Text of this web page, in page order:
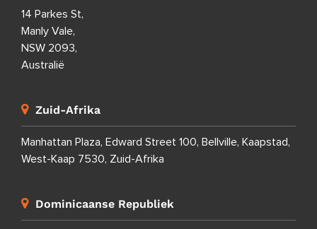
14 Parkes St,
Manly Vale,
NSW 2093,
Australië
Zuid-Afrika
Manhattan Plaza, Edward Street 100, Bellville, Kaapstad,
West-Kaap 7530, Zuid-Afrika
Dominicaanse Republiek